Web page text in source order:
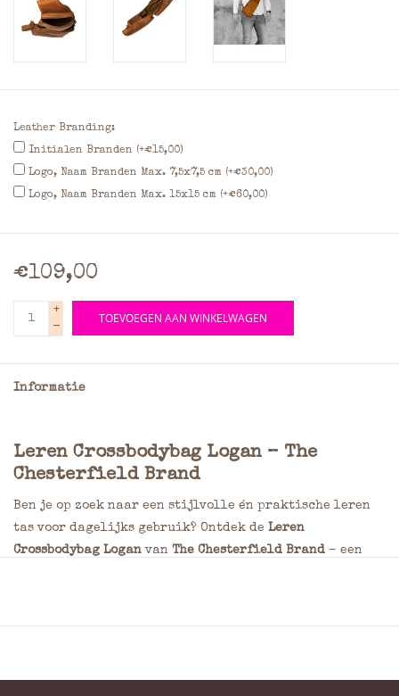
Leather Branding:
Initialen Branden (+€15,00)
Logo, Naam Branden Max. 7,5x7,5 cm (+€30,00)
Logo, Naam Branden Max. 15x15 cm (+€60,00)
€109,00
+
-
TOEVOEGEN AAN WINKELWAGEN
Informatie
Leren Crossbodybag Logan – The
Chesterfield Brand
Ben je op zoek naar een stijlvolle én praktische leren
tas voor dagelijks gebruik? Ontdek de Leren
Crossbodybag Logan van The Chesterfield Brand – een